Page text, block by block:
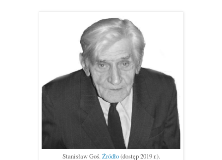
Stanisław Goś. Źródło(dostęp 2019 r.).